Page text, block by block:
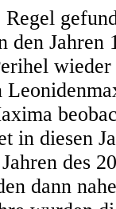
Jahren
in diesen
des
dann